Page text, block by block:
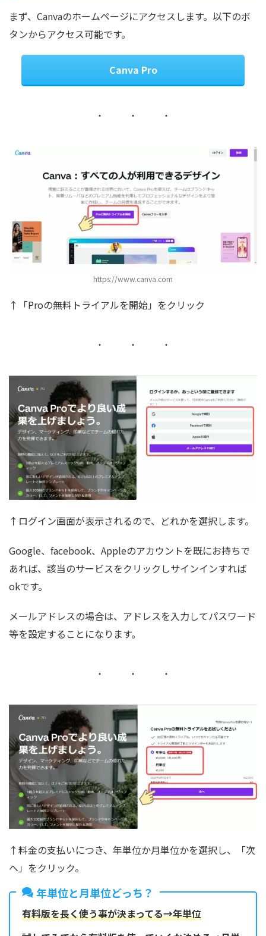
まず、Canvaのホームページにアクセスします。以下のボ
タンからアクセス可能です。
Canva Pro
https://www.canva.com
↑「Proの無料トライアルを開始」をクリック
↑ログイン画面が表示されるので、どれかを選択します。
Google、facebook、Appleのアカウントを既にお持ちで
あれば、該当のサービスをクリックしサインインすれば
okです。
メールアドレスの場合は、アドレスを入力してパスワード
等を設定することになります。
↑料金の支払いにつき、年単位か月単位かを選択し、「次
へ」をクリック。
年単位と月単位どっち？
有料版を長く使う事が決まってる→年単位